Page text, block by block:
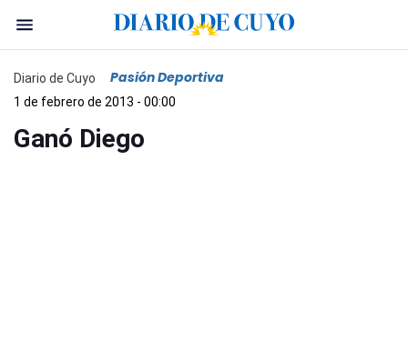
Diario de Cuyo Pasión Deportiva
1 de febrero de 2013 - 00:00
Ganó Diego